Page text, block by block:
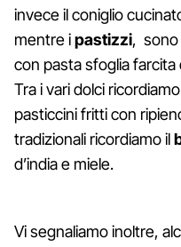
invece il coniglio
mentre ipastizzi, sono
con pasta sfoglia
Tra i vari dolci
pasticcini fritti con
tradizionali ricordiamo il
d’india e miele.
Vi segnaliamo inoltre,